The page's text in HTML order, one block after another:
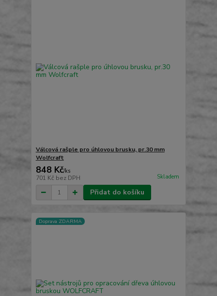
Válcová rašple pro úhlovou brusku, pr.30 mm
Wolfcraft
848 Kč/ks
701 Kč bez DPH Skladem
Přidat do košíku
Doprava ZDARMA